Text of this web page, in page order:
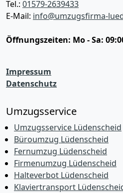
Tel.: 01579-2639433
E-Mail: info@umzugsfirma-
Öffnungszeiten: Mo - Sa:
Impressum
Datenschutz
Umzugsservice
Umzugsservice Lüdenscheid
Büroumzug Lüdenscheid
Fernumzug Lüdenscheid
Firmenumzug Lüdenscheid
Halteverbot Lüdenscheid
Klaviertransport